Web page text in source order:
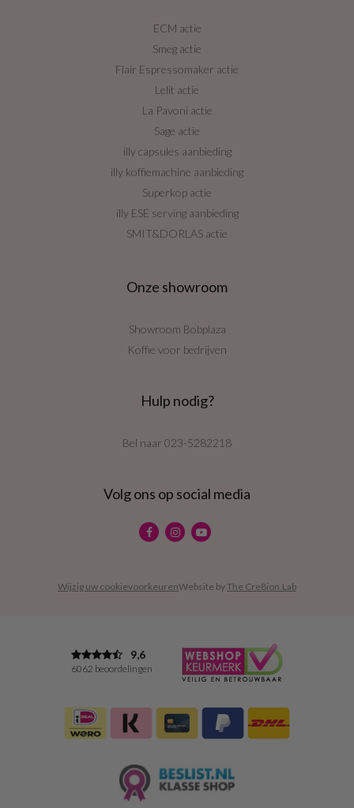
ECM actie
Smeg actie
Flair Espressomaker actie
Lelit actie
La Pavoni actie
Sage actie
illy capsules aanbieding
illy koffiemachine aanbieding
Superkop actie
illy ESE serving aanbieding
SMIT&DORLAS actie
Onze showroom
Showroom Bobplaza
Koffie voor bedrijven
Hulp nodig?
Bel naar 023-5282218
Volg ons op social media
Wijzig uw cookievoorkeurenWebsite byThe Cre8ion.Lab
9,6
6062 beoordelingen